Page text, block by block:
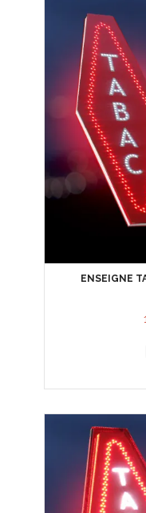
ENSEIGNE